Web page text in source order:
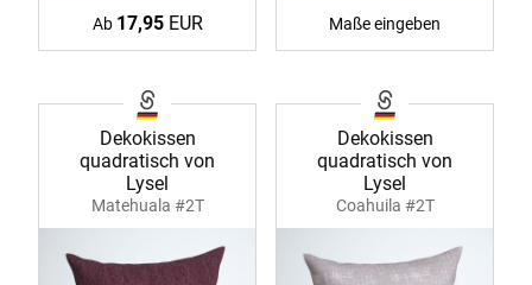
Ab 17,95EUR Maße eingeben
Dekokissen
quadratisch von
Lysel
Matehuala #2T
Dekokissen
quadratisch von
Lysel
Coahuila #2T